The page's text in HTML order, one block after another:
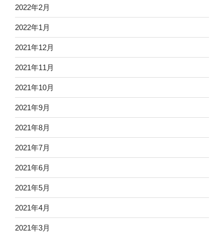
2022年2月
2022年1月
2021年12月
2021年11月
2021年10月
2021年9月
2021年8月
2021年7月
2021年6月
2021年5月
2021年4月
2021年3月